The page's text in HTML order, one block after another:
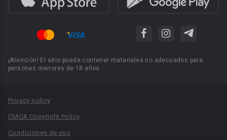
¡Atención! El sitio puede contener materiales no adecuados para
personas menores de 18 años.
Privacy policy
DMCA Copyright Policy
Condiciones de uso